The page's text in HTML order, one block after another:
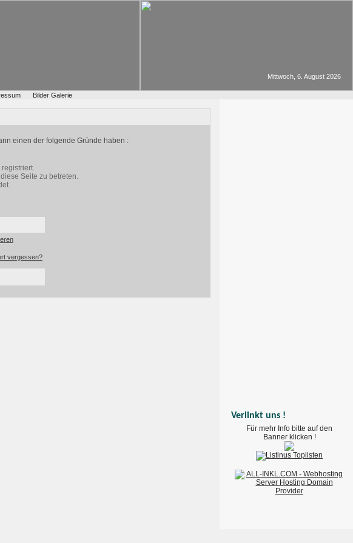
Bilder Galerie
Mittwoch, 6. August 2026
einen der folgende Gründe haben :
Seite zu betreten.
vergessen?
Verlinkt uns !
Für mehr Info bitte auf den
Banner klicken !